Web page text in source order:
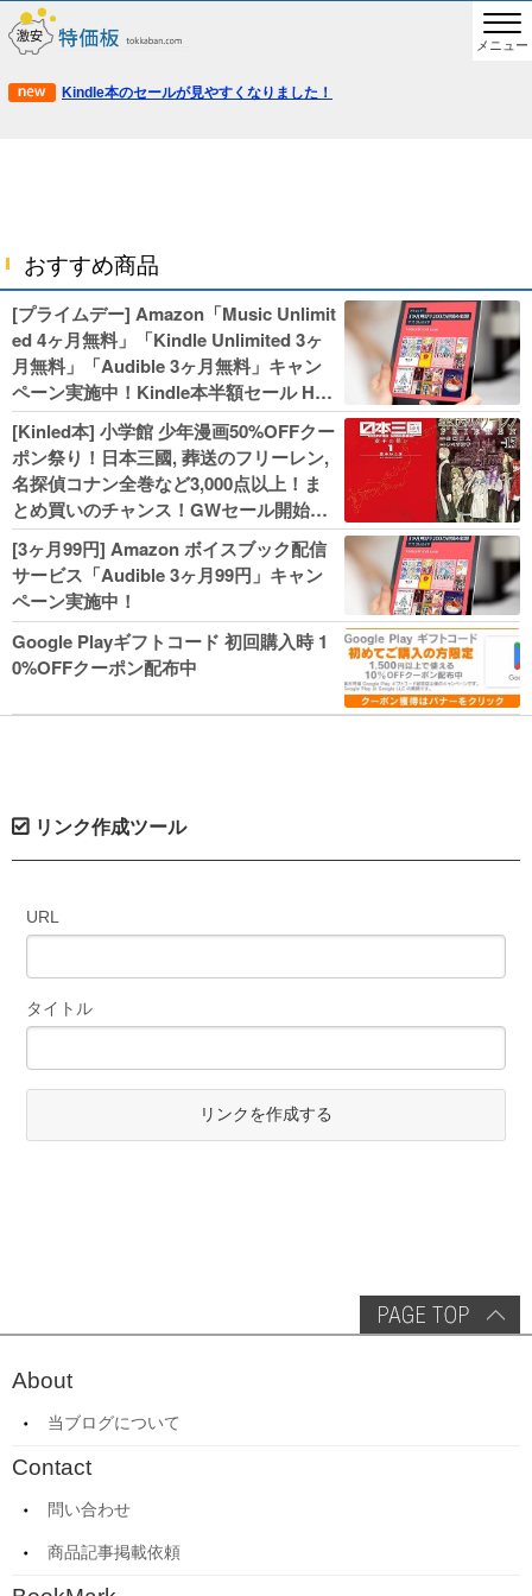
メニュー
Kindle本のセールが見やすくなりました！
おすすめ商品
[プライムデー] Amazon「Music Unlimit
ed 4ヶ月無料」「Kindle Unlimited 3ヶ
月無料」「Audible 3ヶ月無料」キャン
ペーン実施中！Kindle本半額セール HU
NTER×HUNTERなど集英社、無職転生,
幼女戦記などKADOKAWA、キャプテン
翼100円セールも！
[Kinled本] 小学館 少年漫画50%OFFクー
ポン祭り！日本三國, 葬送のフリーレン,
名探偵コナン全巻など3,000点以上！ま
とめ買いのチャンス！GWセール開始！
人気コミック多数 カドカワ祭やIT関連本
がセールに！
[3ヶ月99円] Amazon ボイスブック配信
サービス「Audible 3ヶ月99円」キャン
ペーン実施中！
Google Playギフトコード 初回購入時 1
0%OFFクーポン配布中
リンク作成ツール
URL
タイトル
リンクを作成する
About
当ブログについて
Contact
問い合わせ
商品記事掲載依頼